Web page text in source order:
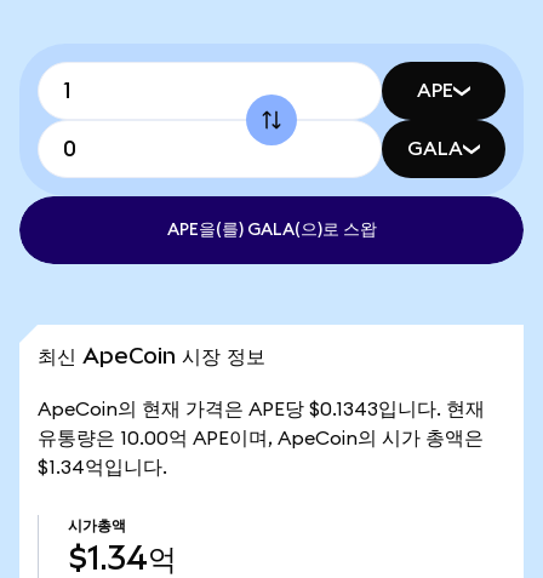
APE
GALA
APE을(를) GALA(으)로 스왑
최신 ApeCoin 시장 정보
ApeCoin의 현재 가격은 APE당 $0.1343입니다. 현재
유통량은 10.00억 APE이며, ApeCoin의 시가 총액은
$1.34억입니다.
시가총액
$1.34억